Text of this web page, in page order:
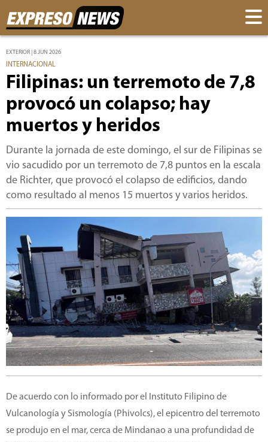
EXTERIOR | 8 JUN 2026
INTERNACIONAL
Filipinas: un terremoto de 7,8
provocó un colapso; hay
muertos y heridos
Durante la jornada de este domingo, el sur de Filipinas se
vio sacudido por un terremoto de 7,8 puntos en la escala
de Richter, que provocó el colapso de edificios, dando
como resultado al menos 15 muertos y varios heridos.
De acuerdo con lo informado por el Instituto Filipino de
Vulcanología y Sismología (Phivolcs), el epicentro del terremoto
se produjo en el mar, cerca de Mindanao a una profundidad de